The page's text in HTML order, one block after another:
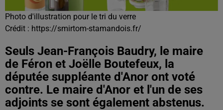
Photo d'illustration pour le tri du verre
Crédit : https://smirtom-stamandois.fr/
Seuls Jean-François Baudry, le maire
de Féron et Joëlle Boutefeux, la
députée suppléante d'Anor ont voté
contre. Le maire d'Anor et l'un de ses
adjoints se sont également abstenus.